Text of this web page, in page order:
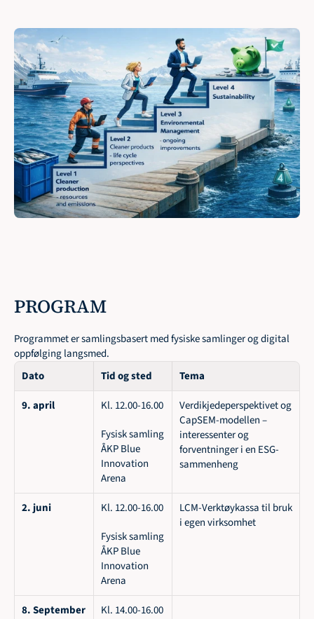
PROGRAM
Programmet er samlingsbasert med fysiske samlinger og digital
oppfølging langsmed.
Dato
Tid og sted
Tema
9. april
Fysisk samling
ÅKP Blue
Innovation
Arena
Verdikjedeperspektivet og
CapSEM-modellen –
interessenter og
forventninger i en ESG-
sammenheng
2. juni
Fysisk samling
ÅKP Blue
Innovation
Arena
LCM-Verktøykassa til bruk
i egen virksomhet
8. September